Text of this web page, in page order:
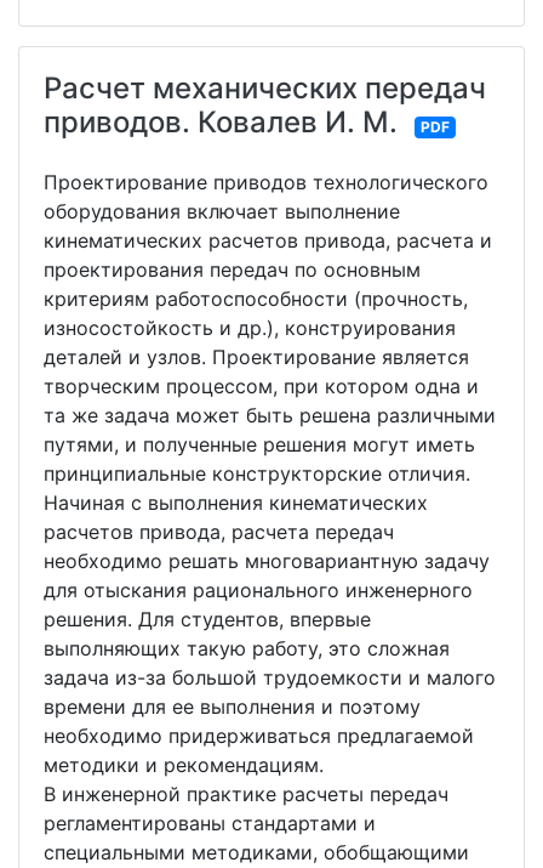
Расчет механических передач
приводов. Ковалев И. М.
PDF
Проектирование приводов технологического
оборудования включает выполнение
кинематических расчетов привода, расчета и
проектирования передач по основным
критериям работоспособности (прочность,
износостойкость и др.), конструирования
деталей и узлов. Проектирование является
творческим процессом, при котором одна и
та же задача может быть решена различными
путями, и полученные решения могут иметь
принципиальные конструкторские отличия.
Начиная с выполнения кинематических
расчетов привода, расчета передач
необходимо решать многовариантную задачу
для отыскания рационального инженерного
решения. Для студентов, впервые
выполняющих такую работу, это сложная
задача из-за большой трудоемкости и малого
времени для ее выполнения и поэтому
необходимо придерживаться предлагаемой
методики и рекомендациям.
В инженерной практике расчеты передач
регламентированы стандартами и
специальными методиками, обобщающими